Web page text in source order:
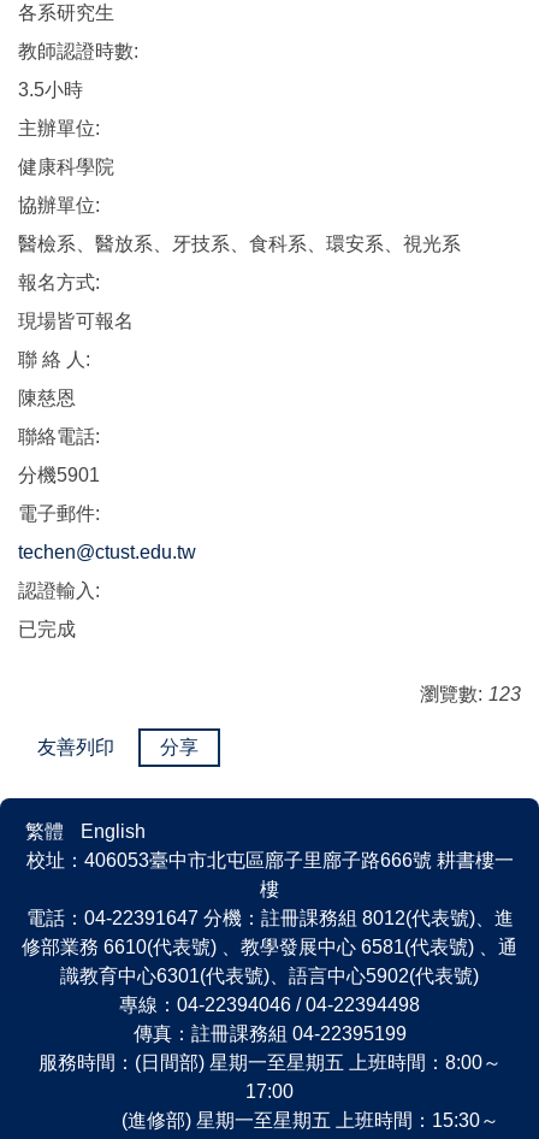
各系研究生
教師認證時數:
3.5小時
主辦單位:
健康科學院
協辦單位:
醫檢系、醫放系、牙技系、食科系、環安系、視光系
報名方式:
現場皆可報名
聯 絡 人:
陳慈恩
聯絡電話:
分機5901
電子郵件:
techen@ctust.edu.tw
認證輸入:
已完成
瀏覽數: 123
友善列印 分享
繁體
English
校址：406053臺中市北屯區廍子里廍子路666號 耕書樓一
樓
電話：04-22391647 分機：註冊課務組 8012(代表號)、進
修部業務 6610(代表號) 、教學發展中心 6581(代表號) 、通
識教育中心6301(代表號)、語言中心5902(代表號)
專線：04-22394046 / 04-22394498
傳真：註冊課務組 04-22395199
服務時間：(日間部) 星期一至星期五 上班時間：8:00～
17:00
(進修部) 星期一至星期五 上班時間：15:30～